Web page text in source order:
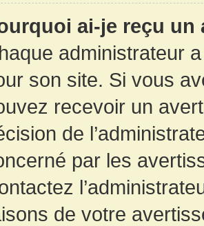
ai-je reçu un
administrateur
son site. Si vous
recevoir un
de
par les
de votre